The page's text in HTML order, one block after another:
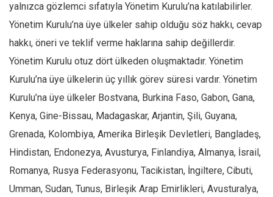
yalnızca gözlemci sıfatıyla Yönetim Kurulu’na katılabilirler.
Yönetim Kurulu’na üye ülkeler sahip olduğu söz hakkı, cevap
hakkı, öneri ve teklif verme haklarına sahip değillerdir.
Yönetim Kurulu otuz dört ülkeden oluşmaktadır. Yönetim
Kurulu’na üye ülkelerin üç yıllık görev süresi vardır. Yönetim
Kurulu’na üye ülkeler Bostvana, Burkina Faso, Gabon, Gana,
Kenya, Gine-Bissau, Madagaskar, Arjantin, Şili, Guyana,
Grenada, Kolombiya, Amerika Birleşik Devletleri, Bangladeş,
Hindistan, Endonezya, Avusturya, Finlandiya, Almanya, İsrail,
Romanya, Rusya Federasyonu, Tacikistan, İngiltere, Cibuti,
Umman, Sudan, Tunus, Birleşik Arap Emirlikleri, Avusturalya,